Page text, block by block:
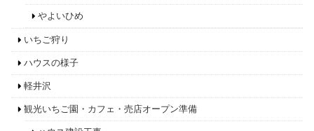
やよいひめ
いちご狩り
ハウスの様子
軽井沢
観光いちご園・カフェ・売店オープン準備